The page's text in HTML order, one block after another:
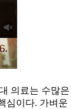
의료는 수많은
심이다. 가벼운